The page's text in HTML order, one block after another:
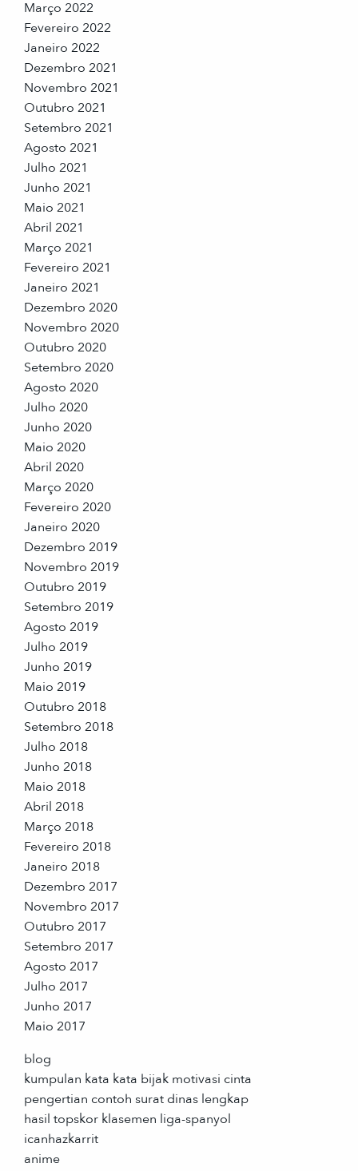
Março 2022
Fevereiro 2022
Janeiro 2022
Dezembro 2021
Novembro 2021
Outubro 2021
Setembro 2021
Agosto 2021
Julho 2021
Junho 2021
Maio 2021
Abril 2021
Março 2021
Fevereiro 2021
Janeiro 2021
Dezembro 2020
Novembro 2020
Outubro 2020
Setembro 2020
Agosto 2020
Julho 2020
Junho 2020
Maio 2020
Abril 2020
Março 2020
Fevereiro 2020
Janeiro 2020
Dezembro 2019
Novembro 2019
Outubro 2019
Setembro 2019
Agosto 2019
Julho 2019
Junho 2019
Maio 2019
Outubro 2018
Setembro 2018
Julho 2018
Junho 2018
Maio 2018
Abril 2018
Março 2018
Fevereiro 2018
Janeiro 2018
Dezembro 2017
Novembro 2017
Outubro 2017
Setembro 2017
Agosto 2017
Julho 2017
Junho 2017
Maio 2017
blog
kumpulan kata kata bijak motivasi cinta
pengertian contoh surat dinas lengkap
hasil topskor klasemen liga-spanyol
icanhazkarrit
anime